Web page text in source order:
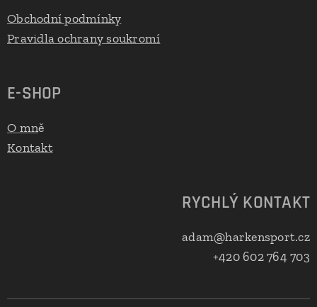
Obchodní podmínky
Pravidla ochrany soukromí
E-SHOP
O mně
Kontakt
RYCHLÝ KONTAKT
adam@harkensport.cz
+420 602 764 703